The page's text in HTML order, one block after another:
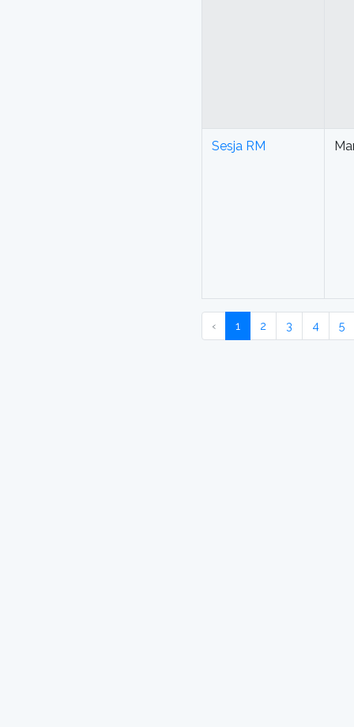
Sesja RM
‹ 1 2 3 4 5